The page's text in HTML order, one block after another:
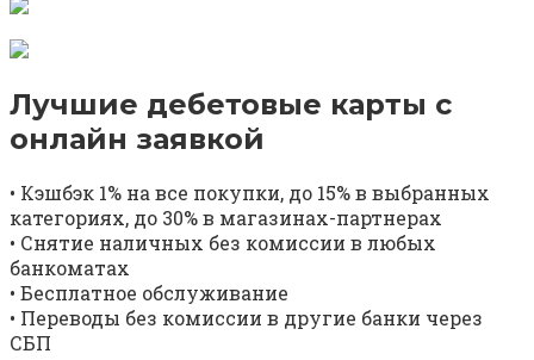
Лучшие дебетовые карты с
онлайн заявкой
• Кэшбэк 1% на все покупки, до 15% в выбранных
категориях, до 30% в магазинах-партнерах
• Снятие наличных без комиссии в любых
банкоматах
• Бесплатное обслуживание
• Переводы без комиссии в другие банки через
СБП